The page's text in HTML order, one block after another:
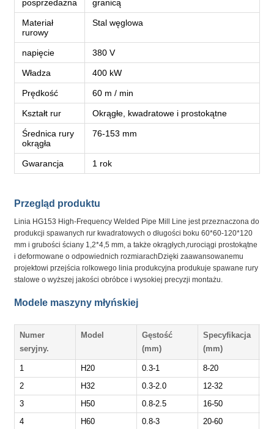
posprzedażna
granicą
Materiał
rurowy
Stal węglowa
napięcie 380 V
Władza 400 kW
Prędkość 60 m / min
Kształt rur Okrągłe, kwadratowe i prostokątne
Średnica rury
okrągła
76-153 mm
Gwarancja 1 rok
Przegląd produktu
Linia HG153 High-Frequency Welded Pipe Mill Line jest przeznaczona do
produkcji spawanych rur kwadratowych o długości boku 60*60-120*120
mm i grubości ściany 1,2*4,5 mm, a także okrągłych,rurociągi prostokątne
i deformowane o odpowiednich rozmiarachDzięki zaawansowanemu
projektowi przejścia rolkowego linia produkcyjna produkuje spawane rury
stalowe o wyższej jakości obróbce i wysokiej precyzji montażu.
Modele maszyny młyńskiej
Numer
seryjny.
Model
Gęstość
(mm)
Specyfikacja
(mm)
1 H20 0.3-1 8-20
2
H32 0.3-2.0 12-32
3
H50 0.8-2.5 16-50
4
H60 0.8-3 20-60